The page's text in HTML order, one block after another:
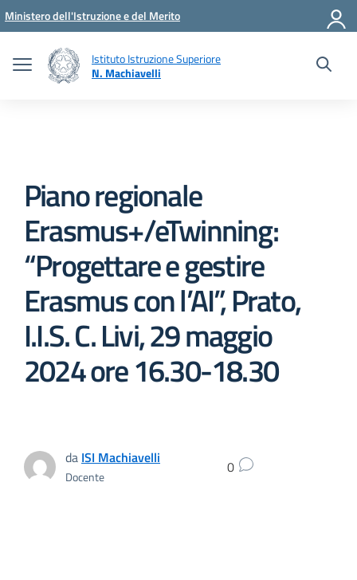
Vai ai contenuti
Vai al menu di navigazione
Vai al footer
Ministero dell'Istruzione e del Merito
Istituto Istruzione Superiore
N. Machiavelli
Piano regionale
Erasmus+/eTwinning:
“Progettare e gestire
Erasmus con l’AI”, Prato,
I.I.S. C. Livi, 29 maggio
2024 ore 16.30-18.30
da ISI Machiavelli
Docente 0